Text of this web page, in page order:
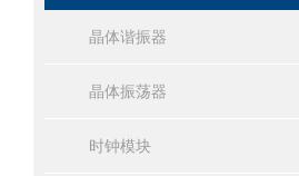
晶体谐振器
晶体振荡器
时钟模块